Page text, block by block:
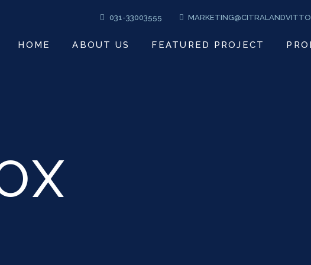
031-33003555
HOME ABOUT US FEATURED PROJECT